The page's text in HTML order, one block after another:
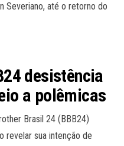
Severiano, até o retorno do
desistência
a polêmicas
Brasil 24 (BBB24)
revelar sua intenção de